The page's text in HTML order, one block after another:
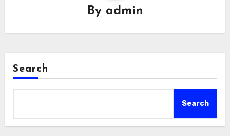
By admin
Search
Search